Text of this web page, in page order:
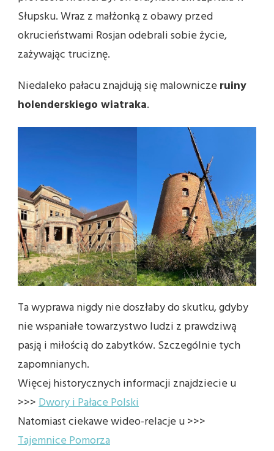
Słupsku. Wraz z małżonką z obawy przed
okrucieństwami Rosjan odebrali sobie życie,
zażywając truciznę.
Niedaleko pałacu znajdują się malownicze ruiny
holenderskiego wiatraka.
Ta wyprawa nigdy nie doszłaby do skutku, gdyby
nie wspaniałe towarzystwo ludzi z prawdziwą
pasją i miłością do zabytków. Szczególnie tych
zapomnianych.
Więcej historycznych informacji znajdziecie u
>>>Dwory i Pałace Polski
Natomiast ciekawe wideo-relacje u >>>
Tajemnice Pomorza